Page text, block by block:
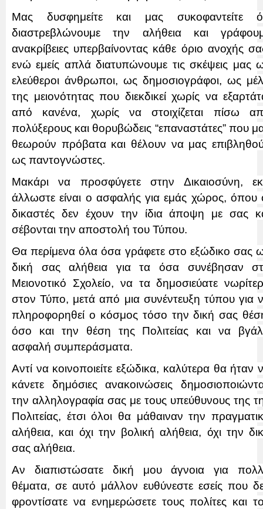
Μας δυσφημείτε και μας συκοφαντείτε
διαστρεβλώνουμε την αλήθεια και
ανακρίβειες υπερβαίνοντας κάθε όριο ανοχής
ενώ εμείς απλά διατυπώνουμε τις σκέψεις μας
ελεύθεροι άνθρωποι, ως δημοσιογράφοι, ως
της μειονότητας που διεκδικεί χωρίς να
από κανένα, χωρίς να στοιχίζεται πίσω
πολύξερους και θορυβώδεις “επαναστάτες”που
θεωρούν πρόβατα και θέλουν να μας
ως παντογνώστες.
Μακάρι να προσφύγετε στην Δικαιοσύνη,
άλλωστε είναι ο ασφαλής για εμάς χώρος, όπου
δικαστές δεν έχουν την ίδια άποψη με σας
σέβονται την αποστολή του Τύπου.
Θα περίμενα όλα όσα γράφετε στο εξώδικο σας
δική σας αλήθεια για τα όσα συνέβησαν
Μειονοτικό Σχολείο, να τα δημοσιεύατε
στον Τύπο, μετά από μια συνέντευξη τύπου για
πληροφορηθεί ο κόσμος τόσο την δική σας
όσο και την θέση της Πολιτείας και να
ασφαλή συμπεράσματα.
Αντί να κοινοποιείτε εξώδικα, καλύτερα θα ήταν
κάνετε δημόσιες ανακοινώσεις
την αλληλογραφία σας με τους υπεύθυνους της
Πολιτείας, έτσι όλοι θα μάθαιναν την
αλήθεια, και όχι την βολική αλήθεια, όχι την
σας αλήθεια.
Αν διαπιστώσατε δική μου άγνοια για
θέματα, σε αυτό μάλλον ευθύνεστε εσείς που
φροντίσατε να ενημερώσετε τους πολίτες και